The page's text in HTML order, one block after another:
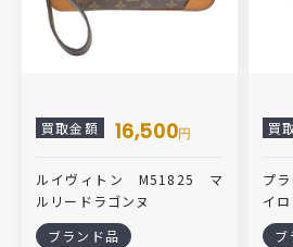
買取金額 16,500円
ルイヴィトン M51825 マ
ルリードラゴンヌ
ブランド品
買
プ
イ
ブ